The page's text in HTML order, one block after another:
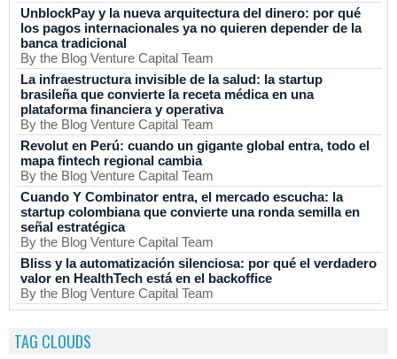
UnblockPay y la nueva arquitectura del dinero: por qué
los pagos internacionales ya no quieren depender de la
banca tradicional
By the Blog Venture Capital Team
La infraestructura invisible de la salud: la startup
brasileña que convierte la receta médica en una
plataforma financiera y operativa
By the Blog Venture Capital Team
Revolut en Perú: cuando un gigante global entra, todo el
mapa fintech regional cambia
By the Blog Venture Capital Team
Cuando Y Combinator entra, el mercado escucha: la
startup colombiana que convierte una ronda semilla en
señal estratégica
By the Blog Venture Capital Team
Bliss y la automatización silenciosa: por qué el verdadero
valor en HealthTech está en el backoffice
By the Blog Venture Capital Team
TAG CLOUDS